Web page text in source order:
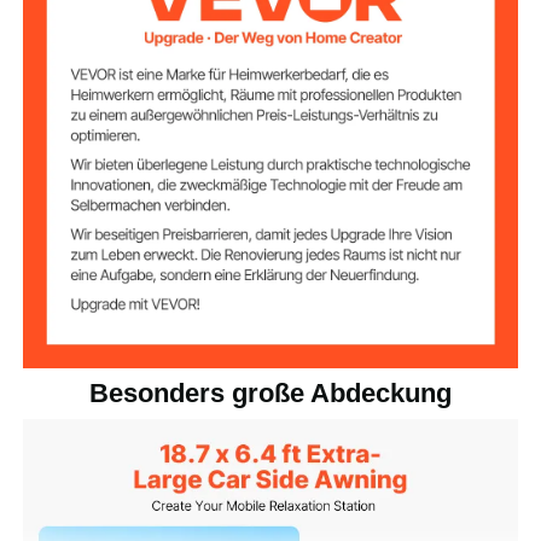
Wasserdichtigkeit
PU3000 mm
Sonnenschutz UV50+
Farbe Beige
Nettogewicht
(einschließlich sämtlichem
Zubehör)
gen (L x B x H)
5,70 x 3,87 x 2,10 m
Besonders große Abdeckung